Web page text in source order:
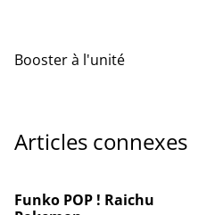
Booster à l'unité
Articles connexes
Funko POP ! Raichu